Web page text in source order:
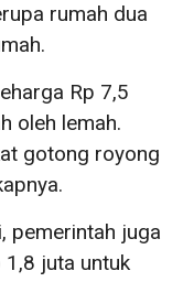
rumah dua
Rp 7,5
oleh lemah.
gotong royong
pemerintah juga
1,8 juta untuk